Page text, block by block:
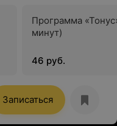
Программа
минут)
46 руб.
Записаться